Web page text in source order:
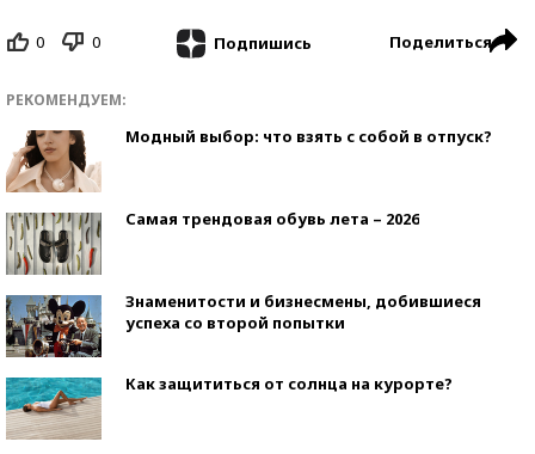
0 0 Подпишись Поделиться
РЕКОМЕНДУЕМ:
Модный выбор: что взять с собой в отпуск?
Самая трендовая обувь лета – 2026
Знаменитости и бизнесмены, добившиеся
успеха со второй попытки
Как защититься от солнца на курорте?